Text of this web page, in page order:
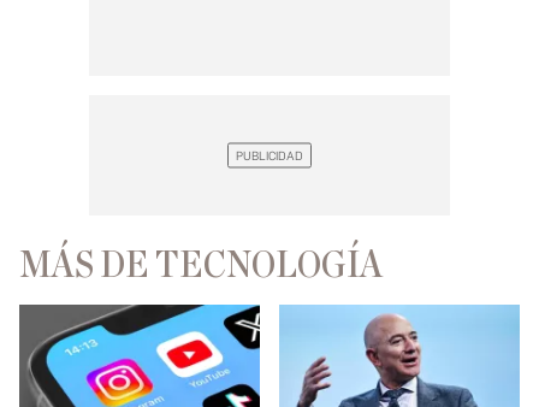
MÁS DE TECNOLOGÍA